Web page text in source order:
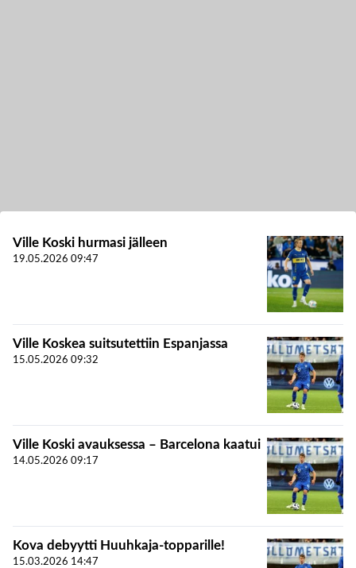
Ville Koski hurmasi jälleen
19.05.2026 09:47
Ville Koskea suitsutettiin Espanjassa
15.05.2026 09:32
Ville Koski avauksessa – Barcelona kaatui
14.05.2026 09:17
Kova debyytti Huuhkaja-topparille!
15.03.2026 14:47